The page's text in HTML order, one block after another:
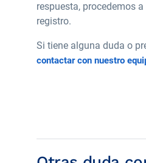
respuesta, procedemos
registro.
Si tiene alguna duda o
contactar con nuestro